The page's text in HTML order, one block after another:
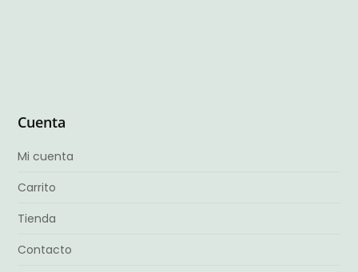
Cuenta
Mi cuenta
Carrito
Tienda
Contacto